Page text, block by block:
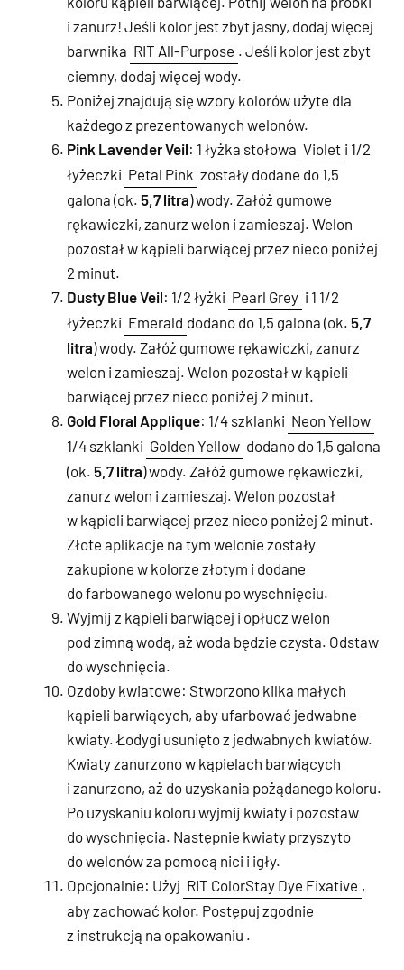
i zanurz! Jeśli kolor jest zbyt jasny, dodaj więcej
barwnika RIT All-Purpose . Jeśli kolor jest zbyt
ciemny, dodaj więcej wody.
Poniżej znajdują się wzory kolorów użyte dla
każdego z prezentowanych welonów.
Pink Lavender Veil: 1 łyżka stołowa Violet i 1/2
łyżeczki Petal Pink zostały dodane do 1,5
galona (ok. 5,7 litra) wody. Załóż gumowe
rękawiczki, zanurz welon i zamieszaj. Welon
pozostał w kąpieli barwiącej przez nieco poniżej
2 minut.
Dusty Blue Veil: 1/2 łyżki Pearl Grey i 1 1/2
łyżeczki Emerald dodano do 1,5 galona (ok. 5,7
litra) wody. Załóż gumowe rękawiczki, zanurz
welon i zamieszaj. Welon pozostał w kąpieli
barwiącej przez nieco poniżej 2 minut.
Gold Floral Applique: 1/4 szklanki Neon Yellow
1/4 szklanki Golden Yellow dodano do 1,5 galona
(ok. 5,7 litra) wody. Załóż gumowe rękawiczki,
zanurz welon i zamieszaj. Welon pozostał
w kąpieli barwiącej przez nieco poniżej 2 minut.
Złote aplikacje na tym welonie zostały
zakupione w kolorze złotym i dodane
do farbowanego welonu po wyschnięciu.
Wyjmij z kąpieli barwiącej i opłucz welon
pod zimną wodą, aż woda będzie czysta. Odstaw
do wyschnięcia.
Ozdoby kwiatowe: Stworzono kilka małych
kąpieli barwiących, aby ufarbować jedwabne
kwiaty. Łodygi usunięto z jedwabnych kwiatów.
Kwiaty zanurzono w kąpielach barwiących
i zanurzono, aż do uzyskania pożądanego koloru.
Po uzyskaniu koloru wyjmij kwiaty i pozostaw
do wyschnięcia. Następnie kwiaty przyszyto
do welonów za pomocą nici i igły.
Opcjonalnie: Użyj RIT ColorStay Dye Fixative ,
aby zachować kolor. Postępuj zgodnie
z instrukcją na opakowaniu .